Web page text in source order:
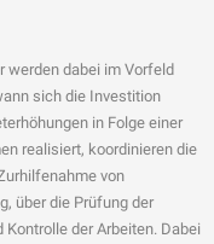
werden dabei im Vorfeld
sich die Investition
in Folge einer
realisiert, koordinieren die
von
über die Prüfung der
der Arbeiten. Dabei